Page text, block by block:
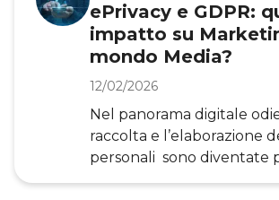
“mare magnum” del web,
hanno bisogno di
belle idee però, ma un
creativo vero e proprio. Un
definizione, realizzazione e
veicolazione del messaggio
pubblicitario, che tenga
esig
ePrivacy e GDPR:
impatto su
mondo Media?
12/02/2026
Nel panorama digitale
raccolta e l’elaborazione
personali sono diventate
essenziali per molte